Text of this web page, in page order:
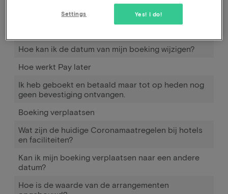
Hoe kan ik de datum van mijn boeking wijzigen?
Hoe werkt Pay later
Ik heb geboekt en betaald maar tot op heden nog
geen bevestiging ontvangen.
Boeking verplaatsen
Wat zijn de huidige Coronamaatregelen bij hotels
en faciliteiten?
Kan ik mijn boeking verplaatsen naar een andere
datum?
Hoe is de waarde van de arrangementen
Yes! I do!
Settings